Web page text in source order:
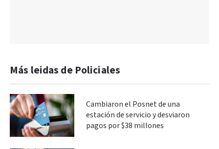
Más leidas de Policiales
Cambiaron el Posnet de una
estación de servicio y desviaron
pagos por $38 millones